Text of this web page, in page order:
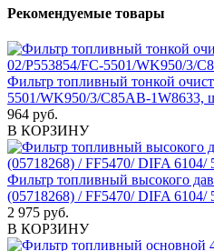
Рекомендуемые товары
Фильтр топливный тонкой
5501/WK950/3/C85AB-1W8633,
964 руб.
В КОРЗИНУ
Фильтр топливный высокого
(05718268) / FF5470/ DIFA 6104/
2 975 руб.
В КОРЗИНУ